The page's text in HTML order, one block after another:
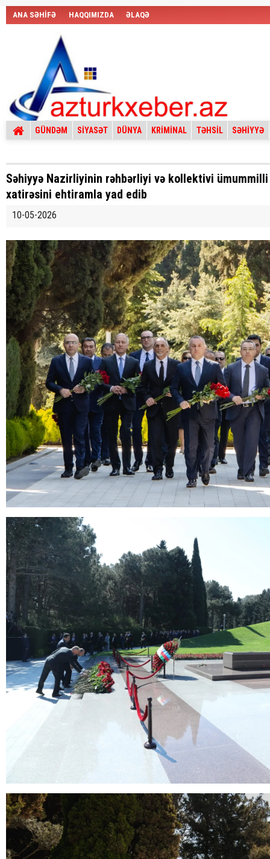
ANA SƏHİFƏ HAQQIMIZDA ƏLAQƏ
GÜNDƏM SİYASƏT DÜNYA KRİMİNAL TƏHSİL SƏHİYYƏ
Səhiyyə Nazirliyinin rəhbərliyi və kollektivi
xatirəsini ehtiramla yad edib
10-05-2026